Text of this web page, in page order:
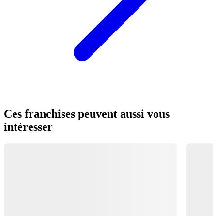
Ces franchises peuvent aussi vous
intéresser